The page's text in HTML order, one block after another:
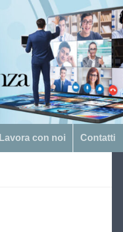
Lavora con noi Contatti